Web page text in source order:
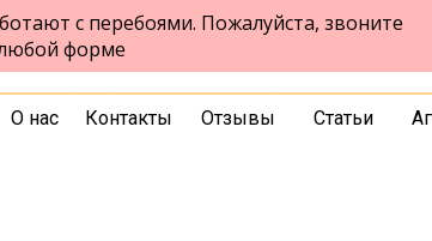
с перебоями. Пожалуйста, звоните
форме
О нас Контакты Отзывы Статьи
ул.Чернышевского, стр. 7, 10 этаж,
офис 1026